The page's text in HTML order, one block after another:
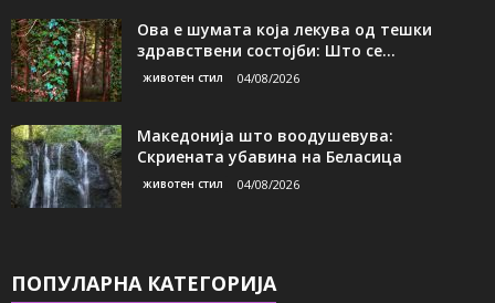
Ова е шумата која лекува од тешки
здравствени состојби: Што се...
животен стил 04/08/2026
Македонија што воодушевува:
Скриената убавина на Беласица
животен стил 04/08/2026
ПОПУЛАРНА КАТЕГОРИЈА